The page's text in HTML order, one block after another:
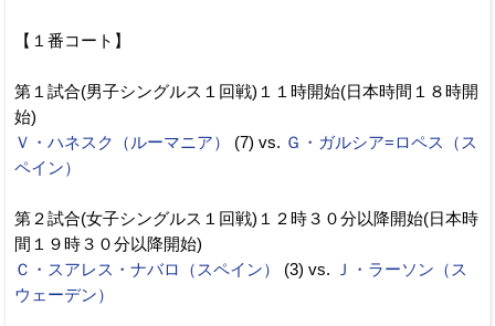
【１番コート】
第１試合(男子シングルス１回戦)１１時開始(日本時間１８時開
始)
Ｖ・ハネスク（ルーマニア）
(7) vs. Ｇ・ガルシア=ロペス（ス
ペイン）
第２試合(女子シングルス１回戦)１２時３０分以降開始(日本時
間１９時３０分以降開始)
Ｃ・スアレス・ナバロ（スペイン）
(3) vs.
Ｊ・ラーソン（ス
ウェーデン）